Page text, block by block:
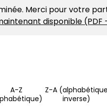
Merci pour votre
disponible (PDF -
A-Z
Z-A (alphabétique
inverse)